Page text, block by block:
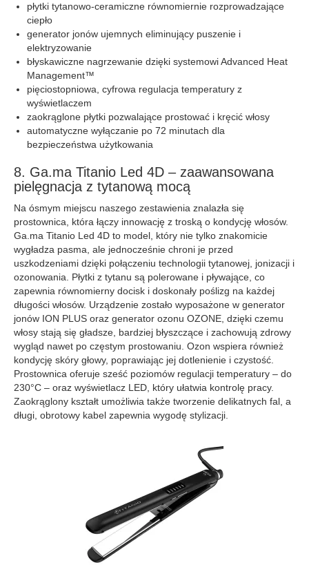
płytki tytanowo-ceramiczne równomiernie rozprowadzające
ciepło
generator jonów ujemnych eliminujący puszenie i
elektryzowanie
błyskawiczne nagrzewanie dzięki systemowi Advanced Heat
Management™
pięciostopniowa, cyfrowa regulacja temperatury z
wyświetlaczem
zaokrąglone płytki pozwalające prostować i kręcić włosy
automatyczne wyłączanie po 72 minutach dla
bezpieczeństwa użytkowania
8. Ga.ma Titanio Led 4D – zaawansowana
pielęgnacja z tytanową mocą
Na ósmym miejscu naszego zestawienia znalazła się
prostownica, która łączy innowację z troską o kondycję włosów.
Ga.ma Titanio Led 4D to model, który nie tylko znakomicie
wygładza pasma, ale jednocześnie chroni je przed
uszkodzeniami dzięki połączeniu technologii tytanowej, jonizacji i
ozonowania. Płytki z tytanu są polerowane i pływające, co
zapewnia równomierny docisk i doskonały poślizg na każdej
długości włosów. Urządzenie zostało wyposażone w generator
jonów ION PLUS oraz generator ozonu OZONE, dzięki czemu
włosy stają się gładsze, bardziej błyszczące i zachowują zdrowy
wygląd nawet po częstym prostowaniu. Ozon wspiera również
kondycję skóry głowy, poprawiając jej dotlenienie i czystość.
Prostownica oferuje sześć poziomów regulacji temperatury – do
230°C – oraz wyświetlacz LED, który ułatwia kontrolę pracy.
Zaokrąglony kształt umożliwia także tworzenie delikatnych fal, a
długi, obrotowy kabel zapewnia wygodę stylizacji.